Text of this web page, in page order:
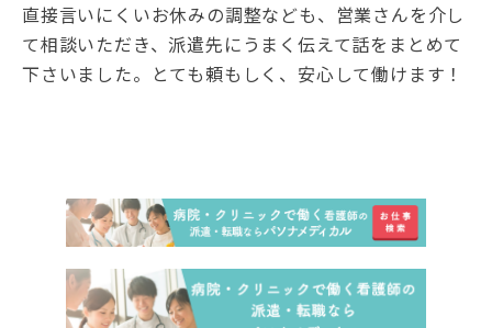
直接言いにくいお休みの調整なども、営業さんを介し
て相談いただき、派遣先にうまく伝えて話をまとめて
下さいました。とても頼もしく、安心して働けます！